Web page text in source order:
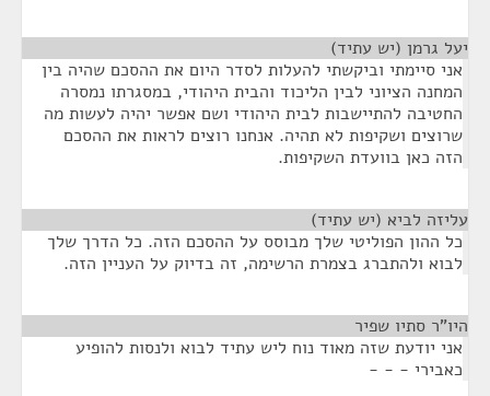
יעל גרמן (יש עתיד)
אני סיימתי וביקשתי להעלות לסדר היום את ההסכם שהיה בין
המחנה הציוני לבין הליכוד והבית היהודי, במסגרתו נמסרה
החטיבה להתיישבות לבית היהודי ושם אפשר יהיה לעשות מה
שרוצים ושקיפות לא תהיה. אנחנו רוצים לראות את ההסכם
הזה כאן בוועדת השקיפות.
עליזה לביא (יש עתיד)
כל ההון הפוליטי שלך מבוסס על ההסכם הזה. כל הדרך שלך
לבוא ולהתברג בצמרת הרשימה, זה בדיוק על העניין הזה.
היו"ר סתיו שפיר
אני יודעת שזה מאוד נוח ליש עתיד לבוא ולנסות להופיע
כאבירי - - -